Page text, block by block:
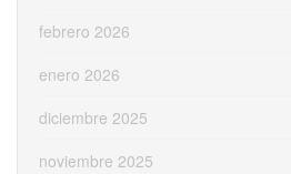
febrero 2026
enero 2026
diciembre 2025
noviembre 2025